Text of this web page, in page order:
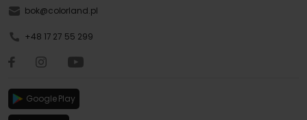
bok@colorland.pl
+48 17 27 55 299
Google Play